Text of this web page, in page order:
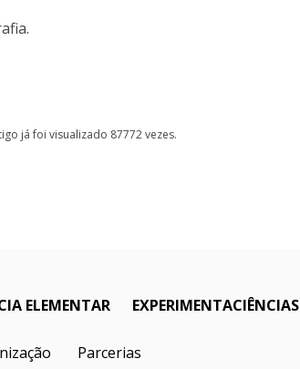
já foi visualizado 87772 vezes.
ELEMENTAR EXPERIMENTACIÊNCIAS
Parcerias